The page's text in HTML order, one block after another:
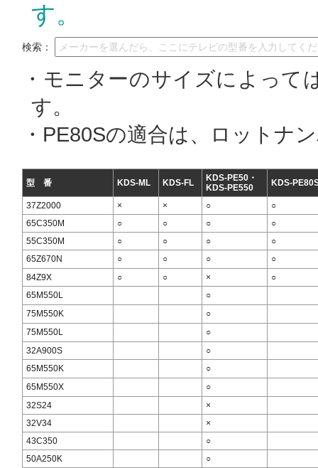
す。
検索：
・モニターのサイズによっ
す。
・PE80Sの適合は、ロットナ
型 番 KDS-ML KDS-FL
KDS-PE50・
KDS-PE550
KDS-
37Z2000 × × ○
○
65C350M
○ ○ ○
○
55C350M
○ ○ ○
○
65Z670N
○ ○ ○
○
84Z9X
○ ○ ×
○
65M550L
○
75M550K
○
75M550L
○
32A900S
○
65M550K
○
65M550X
○
32S24
×
32V34
×
43C350
○
50A250K
○